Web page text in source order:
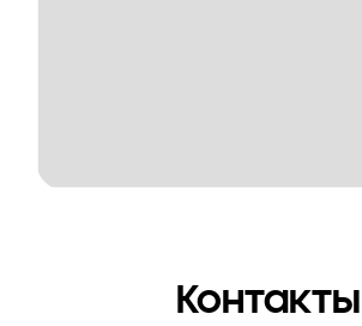
Контакты